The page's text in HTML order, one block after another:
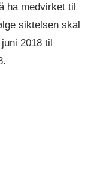
ha medvirket til
siktelsen skal
2018 til